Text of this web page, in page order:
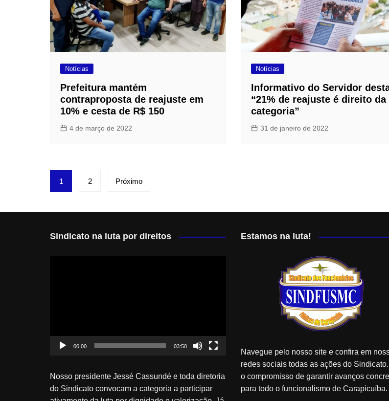
Notícias
Prefeitura mantém
contraproposta de reajuste em
10% e cesta de R$ 150
4 de março de 2022
Notícias
Informativo do Servidor
“21% de reajuste é direito da
categoria”
31 de janeiro de 2022
Paginação
de
posts
1 2 Próximo
Sindicato na luta por direitos
00:00 03:50
Nosso presidente Jessé Cassundé e toda diretoria
do Sindicato convocam a categoria a participar
Estamos na luta!
Navegue pelo nosso site e confira em
redes sociais todas as ações do
o compromisso de garantir avanços
para todo o funcionalismo de Carapicuíba.